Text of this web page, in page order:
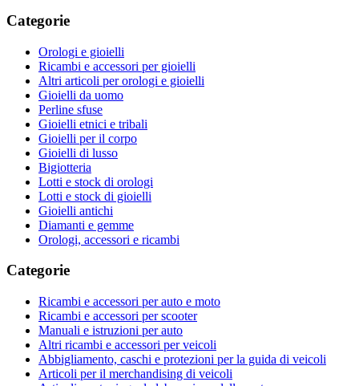
Categorie
Orologi e gioielli
Ricambi e accessori per gioielli
Altri articoli per orologi e gioielli
Gioielli da uomo
Perline sfuse
Gioielli etnici e tribali
Gioielli per il corpo
Gioielli di lusso
Bigiotteria
Lotti e stock di orologi
Lotti e stock di gioielli
Gioielli antichi
Diamanti e gemme
Orologi, accessori e ricambi
Categorie
Ricambi e accessori per auto e moto
Ricambi e accessori per scooter
Manuali e istruzioni per auto
Altri ricambi e accessori per veicoli
Abbigliamento, caschi e protezioni per la guida di veicoli
Articoli per il merchandising di veicoli